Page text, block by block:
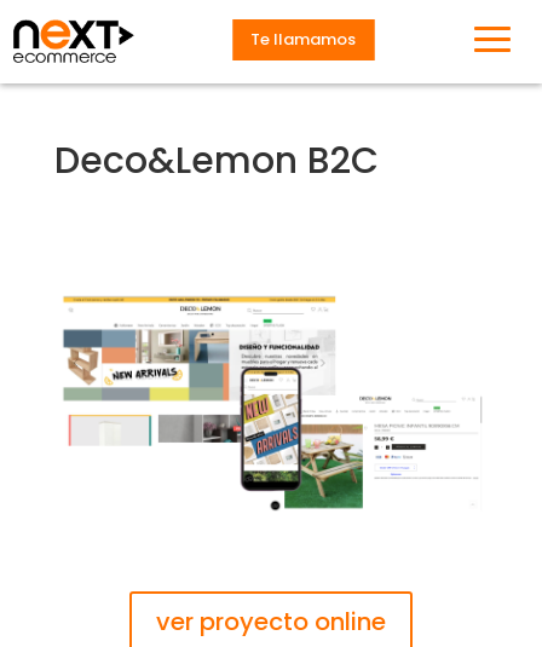
Te llamamos
Deco&Lemon B2C
ver proyecto online